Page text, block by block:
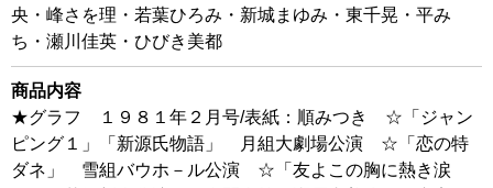
央・峰さを理・若葉ひろみ・新城まゆみ・東千晃・平み
ち・瀬川佳英・ひびき美都
商品内容
★グラフ １９８１年２月号/表紙：順みつき ☆「ジャン
ピング１」「新源氏物語」 月組大劇場公演 ☆「恋の特
ダネ」 雪組バウホ－ル公演 ☆「友よこの胸に熱き涙